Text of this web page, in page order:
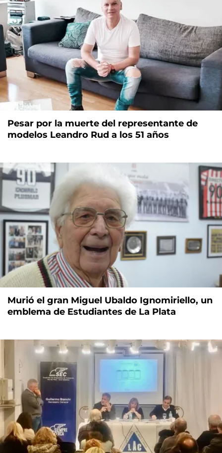
Pesar por la muerte del representante de
modelos Leandro Rud a los 51 años
Murió el gran Miguel Ubaldo Ignomiriello, un
emblema de Estudiantes de La Plata